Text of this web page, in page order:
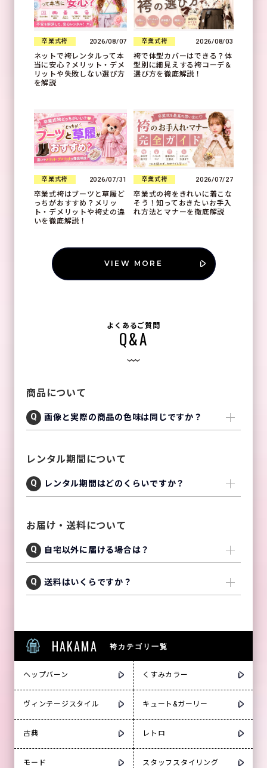
卒業式袴 2026/08/07
ネットで袴レンタルって本
当に安心？メリット・デメ
リットや失敗しない選び方
を解説
卒業式袴 2026/08/03
袴で体型カバーはできる？体
型別に細見えする袴コーデ＆
選び方を徹底解説！
卒業式袴 2026/07/31
卒業式袴はブーツと草履ど
っちがおすすめ？メリッ
ト・デメリットや袴丈の違
いを徹底解説！
卒業式袴 2026/07/27
卒業式の袴をきれいに着こな
そう！知っておきたいお手入
れ方法とマナーを徹底解説
VIEW MORE
よくあるご質問
Q&A
商品について
画像と実際の商品の色味は同じですか？
レンタル期間について
レンタル期間はどのくらいですか？
お届け・送料について
自宅以外に届ける場合は？
送料はいくらですか？
HAKAMA 袴カテゴリ一覧
ヘップバーン くすみカラー
ヴィンテージスタイル キュート&ガーリー
古典 レトロ
モード スタッフスタイリング